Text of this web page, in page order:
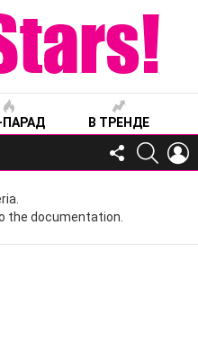
ПАРАД В ТРЕНДЕ
FOLLOW
US
the documentation.